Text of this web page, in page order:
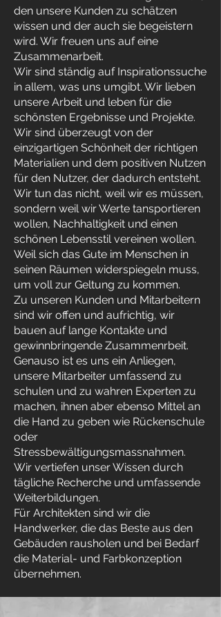
den unsere Kunden zu schätzen
wissen und der auch sie begeistern
wird. Wir freuen uns auf eine
Zusammenarbeit.
Wir sind ständig auf Inspirationssuche
in allem, was uns umgibt. Wir lieben
unsere Arbeit und leben für die
schönsten Ergebnisse und Projekte.
Wir sind überzeugt von der
einzigartigen Schönheit der richtigen
Materialien und dem positiven Nutzen
für den Nutzer, der dadurch entsteht.
Wir tun das nicht, weil wir es müssen,
sondern weil wir Werte tansportieren
wollen, Nachhaltigkeit und einen
schönen Lebensstil vereinen wollen.
Weil sich das Gute im Menschen in
seinen Räumen widerspiegeln muss,
um voll zur Geltung zu kommen.
Zu unseren Kunden und Mitarbeitern
sind wir offen und aufrichtig, wir
bauen auf lange Kontakte und
gewinnbringende Zusammenrbeit.
Genauso ist es uns ein Anliegen,
unsere Mitarbeiter umfassend zu
schulen und zu wahren Experten zu
machen, ihnen aber ebenso Mittel an
die Hand zu geben wie Rückenschule
oder
Stressbewältigungsmassnahmen.
Wir vertiefen unser Wissen durch
tägliche Recherche und umfassende
Weiterbildungen.
Für Architekten sind wir die
Handwerker, die das Beste aus den
Gebäuden rausholen und bei Bedarf
die Material- und Farbkonzeption
übernehmen.